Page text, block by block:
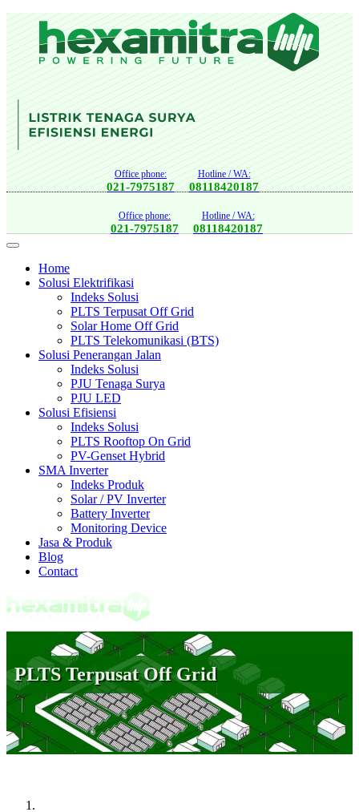
Office phone:
021-7975187
Hotline / WA:
08118420187
Office phone:
021-7975187
Hotline / WA:
08118420187
Home
Solusi Elektrifikasi
Indeks Solusi
PLTS Terpusat Off Grid
Solar Home Off Grid
PLTS Telekomunikasi (BTS)
Solusi Penerangan Jalan
Indeks Solusi
PJU Tenaga Surya
PJU LED
Solusi Efisiensi
Indeks Solusi
PLTS Rooftop On Grid
PV-Genset Hybrid
SMA Inverter
Indeks Produk
Solar / PV Inverter
Battery Inverter
Monitoring Device
Jasa & Produk
Blog
Contact
PLTS Terpusat Off Grid